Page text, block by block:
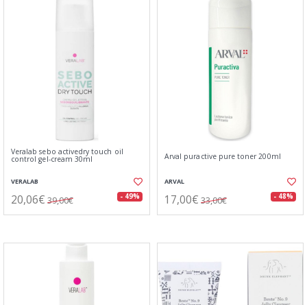
Veralab sebo activedry touch oil
control gel-cream 30ml
VERALAB
20,06€ 39,00€ - 49%
Arval puractive pure toner 200ml
ARVAL
17,00€ 33,00€ - 48%